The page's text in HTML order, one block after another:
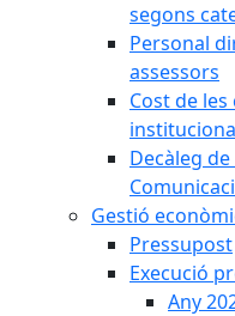
segons
Personal
assessors
Cost de
Decàleg
Gestió
Pressupost
Execució
Any